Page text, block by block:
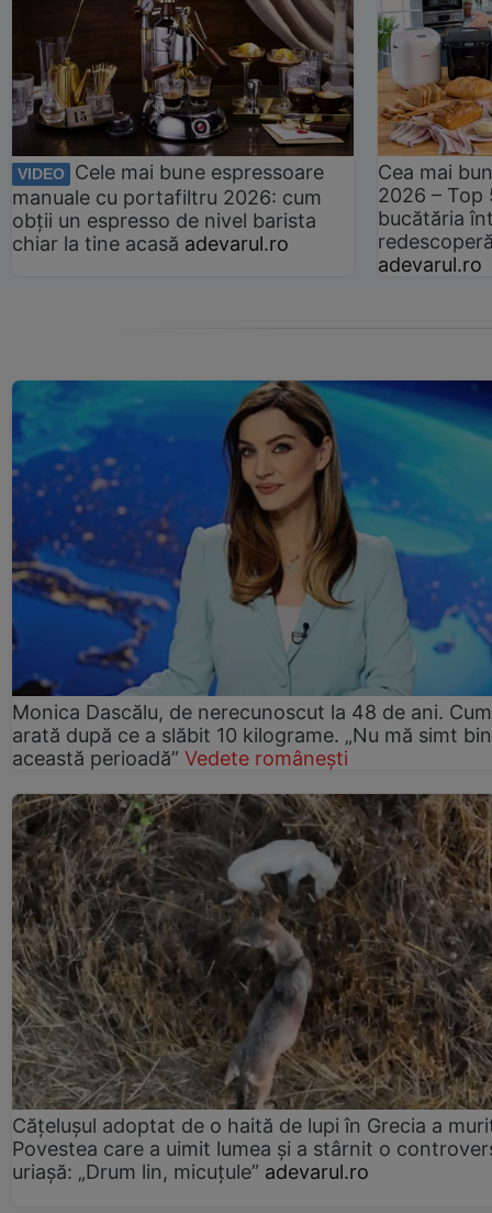
VIDEO
Cele mai bune espressoare
manuale cu portafiltru 2026: cum
obții un espresso de nivel barista
chiar la tine acasă adevarul.ro
Cea mai
2026 –
bucătăria
adevarul.ro
Monica Dascălu, de nerecunoscut la 48 de ani. Cum
arată după ce a slăbit 10 kilograme. „Nu mă simt
această perioadă” Vedete românești
Cățelușul adoptat de o haită de lupi în Grecia a
Povestea care a uimit lumea și a stârnit o
uriașă: „Drum lin, micuțule” adevarul.ro